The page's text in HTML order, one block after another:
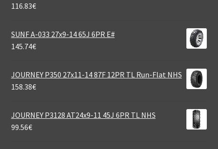
116.83€
SUNF A-033 27x9-14 65J 6PR E#
145.74€
JOURNEY P350 27x11-14 87F 12PR TL Run-Flat NHS
158.38€
JOURNEY P3128 AT24x9-11 45J 6PR TL NHS
99.56€